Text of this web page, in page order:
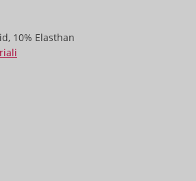
10% Elasthan